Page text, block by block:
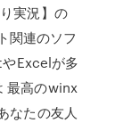
実況】の
関連のソフ
Excelが多
最高のwinx
なたの友人